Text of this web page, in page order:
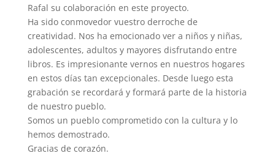
Rafal su colaboración en este proyecto.
Ha sido conmovedor vuestro derroche de
creatividad. Nos ha emocionado ver a niños y niñas,
adolescentes, adultos y mayores disfrutando entre
libros. Es impresionante vernos en nuestros hogares
en estos días tan excepcionales. Desde luego esta
grabación se recordará y formará parte de la historia
de nuestro pueblo.
Somos un pueblo comprometido con la cultura y lo
hemos demostrado.
Gracias de corazón.